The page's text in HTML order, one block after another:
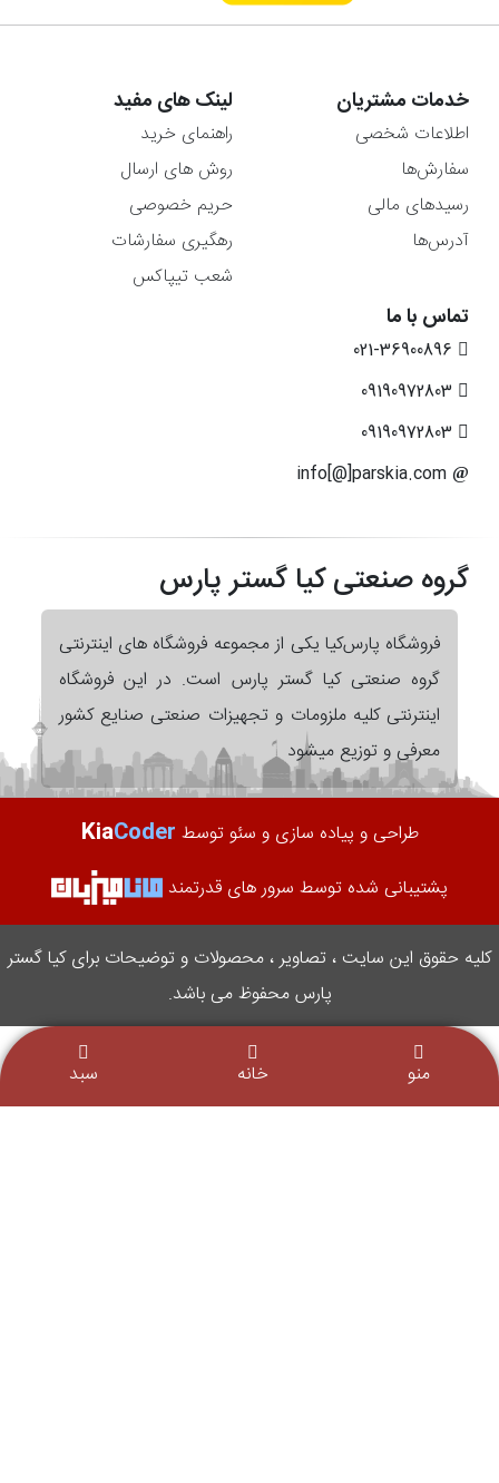
خدمات مشتریان
اطلاعات شخصی
سفارش‌ها
رسیدهای مالی
آدرس‌ها
لینک های مفید
راهنمای خرید
روش های ارسال
حریم خصوصی
رهگیری سفارشات
شعب تیپاکس
تماس با ما
گروه صنعتی کیا گستر پارس
فروشگاه پارس‌کیا یکی از مجموعه فروشگاه های اینترنتی
گروه صنعتی کیا گستر پارس است. در این فروشگاه
اینترنتی کلیه ملزومات و تجهیزات صنعتی صنایع کشور
معرفی و توزیع میشود
طراحی و پیاده سازی و سئو توسط KiaCoder
پشتیبانی شده توسط سرور های قدرتمند
کلیه حقوق این سایت ، تصاویر ، محصولات و توضیحات برای کیا گستر
پارس محفوظ می باشد.
منو خانه سبد